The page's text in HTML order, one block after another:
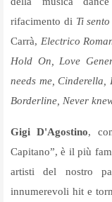
rifacimento di Ti sento
Carrà, Electrico
Hold On, Love
needs me, Cinderella,
Borderline, Never
Gigi D'Agostino,
Capitano”, è il più
artisti del nostro
innumerevoli hit e